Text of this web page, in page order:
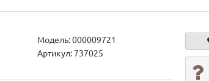
Модель:000009721
Артикул: 737025